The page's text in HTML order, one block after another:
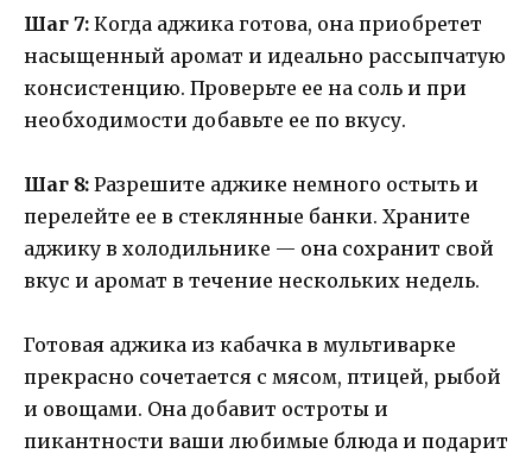
Шаг 7: Когда аджика готова, она приобретет
насыщенный аромат и идеально рассыпчатую
консистенцию. Проверьте ее на соль и при
необходимости добавьте ее по вкусу.
Шаг 8: Разрешите аджике немного остыть и
перелейте ее в стеклянные банки. Храните
аджику в холодильнике — она сохранит свой
вкус и аромат в течение нескольких недель.
Готовая аджика из кабачка в мультиварке
прекрасно сочетается с мясом, птицей, рыбой
и овощами. Она добавит остроты и
пикантности ваши любимые блюда и подарит